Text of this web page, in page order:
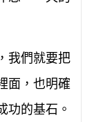
我們就要把
面，也明確
功的基石。